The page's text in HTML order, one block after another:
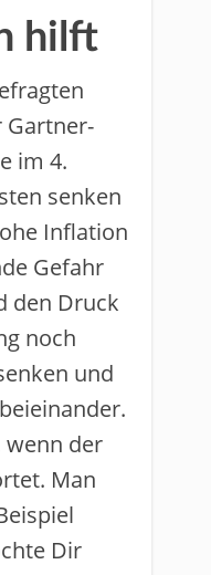
hilft
Gartner-
im 4.
senken
Inflation
Gefahr
den Druck
noch
und
wenn der
Man
Dir